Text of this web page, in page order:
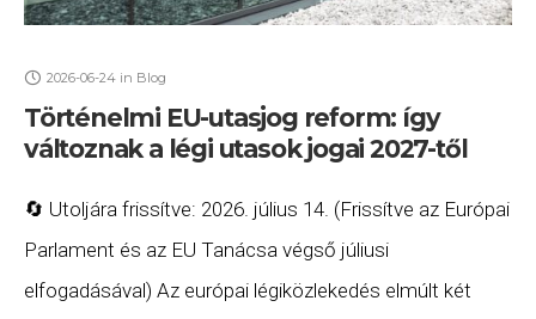
2026-06-24 in Blog
Történelmi EU-utasjog reform: így
változnak a légi utasok jogai 2027-től
🔄 Utoljára frissítve: 2026. július 14. (Frissítve az Európai
Parlament és az EU Tanácsa végső júliusi
elfogadásával) Az európai légiközlekedés elmúlt két